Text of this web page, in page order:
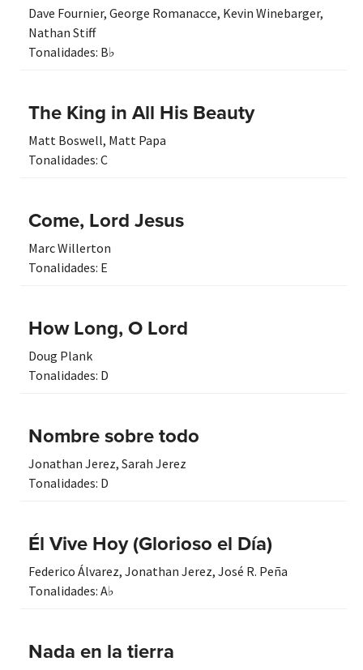
Dave Fournier, George Romanacce, Kevin Winebarger,
Nathan Stiff
Tonalidades: B♭
The King in All His Beauty
Matt Boswell, Matt Papa
Tonalidades: C
Come, Lord Jesus
Marc Willerton
Tonalidades: E
How Long, O Lord
Doug Plank
Tonalidades: D
Nombre sobre todo
Jonathan Jerez, Sarah Jerez
Tonalidades: D
Él Vive Hoy (Glorioso el Día)
Federico Álvarez, Jonathan Jerez, José R. Peña
Tonalidades: A♭
Nada en la tierra